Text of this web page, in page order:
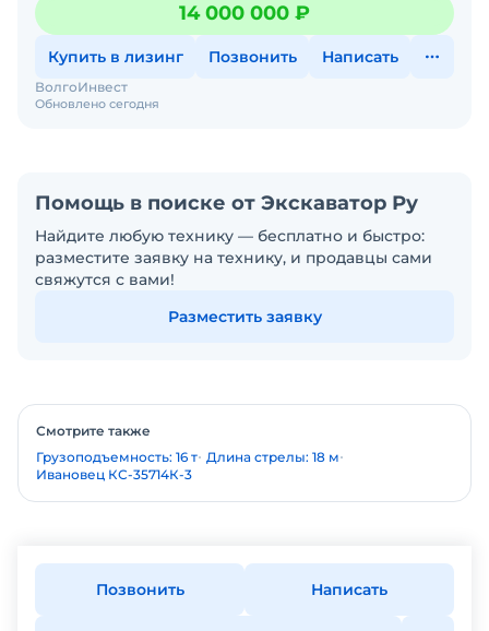
т&mi
14 000 000 ₽
Купить в лизинг Позвонить Написать
Обновлено сегодня
ВолгоИнвест
Помощь в поиске от Экскаватор Ру
Найдите любую технику — бесплатно и быстро:
разместите заявку на технику, и продавцы сами
свяжутся с вами!
Разместить заявку
Смотрите также
Грузоподъемность: 16 т Длина стрелы: 18 м
Ивановец КС-35714К-3
Позвонить Написать